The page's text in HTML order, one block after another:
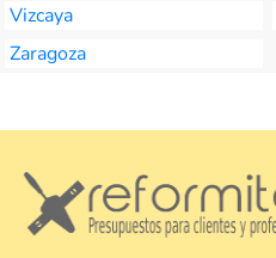
Vizcaya
Zaragoza